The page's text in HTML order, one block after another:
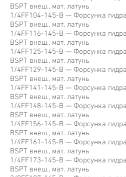
BSPT внеш., мат. латунь
1/4FF104-145-B — Форсунка
BSPT внеш., мат. латунь
1/4FF116-145-B — Форсунка
BSPT внеш., мат. латунь
1/4FF125-145-B — Форсунка
BSPT внеш., мат. латунь
1/4FF129-145-B — Форсунка
BSPT внеш., мат. латунь
1/4FF141-145-B — Форсунка
BSPT внеш., мат. латунь
1/4FF148-145-B — Форсунка
BSPT внеш., мат. латунь
1/4FF156-145-B — Форсунка
BSPT внеш., мат. латунь
1/4FF161-145-B — Форсунка
BSPT внеш., мат. латунь
1/4FF173-145-B — Форсунка
BSPT внеш., мат. латунь